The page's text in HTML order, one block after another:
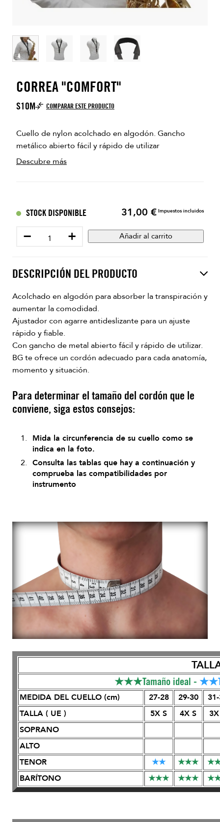
CORREA "COMFORT"
S10M COMPARAR ESTE PRODUCTO
Cuello de nylon acolchado en algodón. Gancho
metálico abierto fácil y rápido de utilizar
Descubre más
STOCK DISPONIBLE Precio
31,00 € Impuestos incluidos
− + Añadir al carrito
DESCRIPCIÓN DEL PRODUCTO
Acolchado en algodón para absorber la transpiración y
aumentar la comodidad.
Ajustador con agarre antideslizante para un ajuste
rápido y fiable.
Con gancho de metal abierto fácil y rápido de utilizar.
BG te ofrece un cordón adecuado para cada anatomía,
momento y situación.
Para determinar el tamaño del cordón que le
conviene, siga estos consejos:
Mida la circunferencia de su cuello como se
indica en la foto.
Consulta las tablas que hay a continuación y
comprueba las compatibilidades por
instrumento
★★★Tamaño ideal -
MEDIDA DEL CUELLO (cm) 27-28 29-30
TALLA ( UE )
5X S 4X S
SOPRANO
ALTO
TENOR
★★ ★★★ ★
BARÍTONO
★★★ ★★★ ★